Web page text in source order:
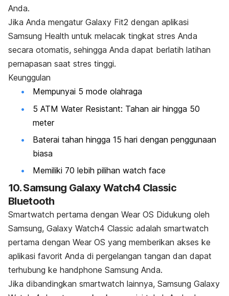
Anda.
Jika Anda mengatur Galaxy Fit2 dengan aplikasi
Samsung Health untuk melacak tingkat stres Anda
secara otomatis, sehingga Anda dapat berlatih latihan
pernapasan saat stres tinggi.
Keunggulan
Mempunyai 5 mode olahraga
5 ATM Water Resistant: Tahan air hingga 50
meter
Baterai tahan hingga 15 hari dengan penggunaan
biasa
Memiliki 70 lebih pilihan watch face
10. Samsung Galaxy Watch4 Classic
Bluetooth
Smartwatch pertama dengan Wear OS Didukung oleh
Samsung, Galaxy Watch4 Classic adalah smartwatch
pertama dengan Wear OS yang memberikan akses ke
aplikasi favorit Anda di pergelangan tangan dan dapat
terhubung ke handphone Samsung Anda.
Jika dibandingkan smartwatch lainnya, Samsung Galaxy